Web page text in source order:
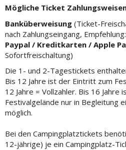
Mögliche Ticket
Banküberweisung (Ticket-
nach Zahlungseingang,
Paypal / Kreditkarten / Apple
Sofortfreischaltung)
Die 1- und 2-Tagestickets
Bis 12 Jahre ist der Eintritt zum
12 Jahre = Vollzahler. Bis 16 Jahre
Festivalgelände nur in Begleitung
möglich.
Bei den Campingplatztickets
12-jährige) je ein Campingplatz-